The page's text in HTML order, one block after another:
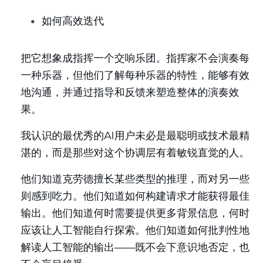
如何高效迭代
把它想象成指挥一个交响乐团。指挥家不会演奏每
一种乐器，但他们了解每种乐器的特性，能够有效
地沟通，并通过指导和反馈来塑造整体的演奏效
果。
我认识的最优秀的AI用户未必是最聪明或技术最精
湛的，而是那些对这个协调层有着敏锐直觉的人。
他们知道克劳德擅长某些类型的推理，而对另一些
则感到吃力。他们知道如何构建请求才能获得最佳
输出。他们知道何时需要提供更多背景信息，何时
应该让人工智能自行探索。他们知道如何批判性地
解读人工智能的输出——既不会下意识地否定，也